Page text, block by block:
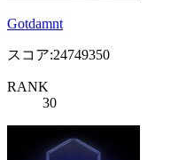
Gotdamnt
スコア:24749350
RANK
30